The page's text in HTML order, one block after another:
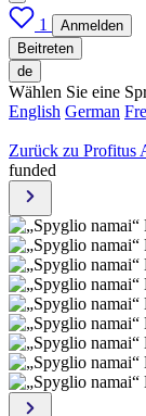
1
Anmelden
Beitreten
de
Wählen Sie eine
English German
Zurück zu Profitus
funded